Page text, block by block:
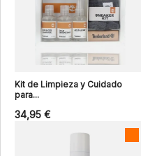
Kit de Limpieza y Cuidado
para...
34,95 €